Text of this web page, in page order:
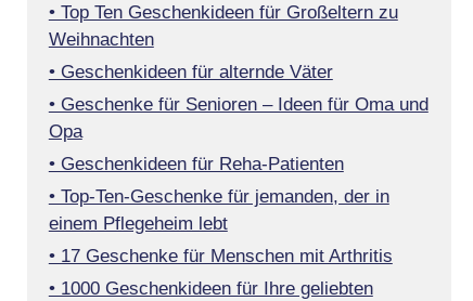
• Top Ten Geschenkideen für Großeltern zu
Weihnachten
• Geschenkideen für alternde Väter
• Geschenke für Senioren – Ideen für Oma und
Opa
• Geschenkideen für Reha-Patienten
• Top-Ten-Geschenke für jemanden, der in
einem Pflegeheim lebt
• 17 Geschenke für Menschen mit Arthritis
• 1000 Geschenkideen für Ihre geliebten